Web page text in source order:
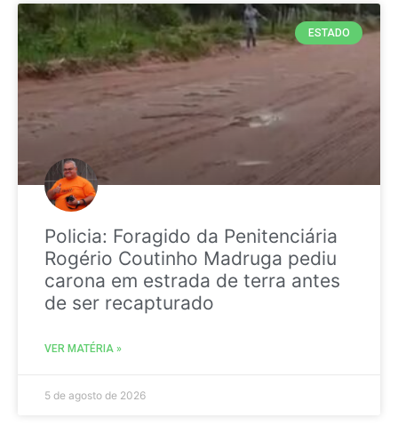
ESTADO
Policia: Foragido da Penitenciária
Rogério Coutinho Madruga pediu
carona em estrada de terra antes
de ser recapturado
VER MATÉRIA »
5 de agosto de 2026